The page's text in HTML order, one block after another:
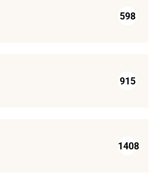
598
915
1408